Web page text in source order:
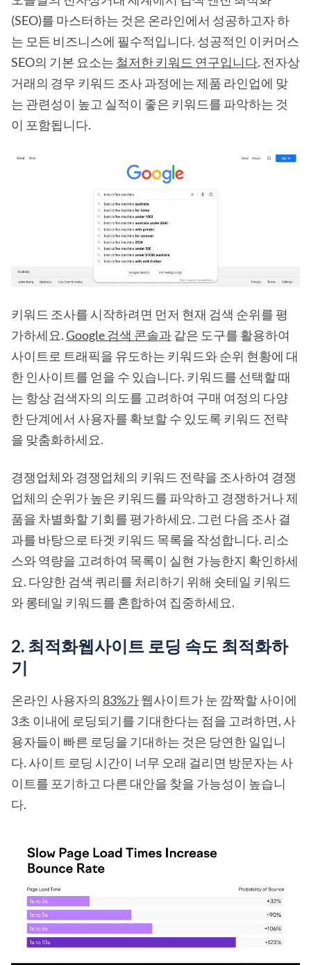
(SEO)를 마스터하는 것은 온라인에서 성공하고자 하
는 모든 비즈니스에 필수적입니다. 성공적인 이커머스
SEO의 기본 요소는 철저한 키워드 연구입니다. 전자상
거래의 경우 키워드 조사 과정에는 제품 라인업에 맞
는 관련성이 높고 실적이 좋은 키워드를 파악하는 것
이 포함됩니다.
키워드 조사를 시작하려면 먼저 현재 검색 순위를 평
가하세요.Google 검색 콘솔과 같은 도구를 활용하여
사이트로 트래픽을 유도하는 키워드와 순위 현황에 대
한 인사이트를 얻을 수 있습니다. 키워드를 선택할 때
는 항상 검색자의 의도를 고려하여 구매 여정의 다양
한 단계에서 사용자를 확보할 수 있도록 키워드 전략
을 맞춤화하세요.
경쟁업체와 경쟁업체의 키워드 전략을 조사하여 경쟁
업체의 순위가 높은 키워드를 파악하고 경쟁하거나 제
품을 차별화할 기회를 평가하세요. 그런 다음 조사 결
과를 바탕으로 타겟 키워드 목록을 작성합니다. 리소
스와 역량을 고려하여 목록이 실현 가능한지 확인하세
요. 다양한 검색 쿼리를 처리하기 위해 숏테일 키워드
와 롱테일 키워드를 혼합하여 집중하세요.
2. 최적화웹사이트 로딩 속도 최적화하
기
온라인 사용자의 83%가웹사이트가 눈 깜짝할 사이에
3초 이내에 로딩되기를 기대한다는 점을 고려하면, 사
용자들이 빠른 로딩을 기대하는 것은 당연한 일입니
다. 사이트 로딩 시간이 너무 오래 걸리면 방문자는 사
이트를 포기하고 다른 대안을 찾을 가능성이 높습니
다.